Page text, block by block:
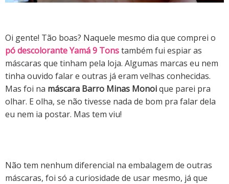
Oi gente! Tão boas? Naquele mesmo dia que comprei o
pó descolorante Yamá 9 Tonstambém fui espiar as
máscaras que tinham pela loja. Algumas marcas eu nem
tinha ouvido falar e outras já eram velhas conhecidas.
Mas foi na máscara Barro Minas Monoique parei pra
olhar. E olha, se não tivesse nada de bom pra falar dela
eu nem ia postar. Mas tem viu!
Não tem nenhum diferencial na embalagem de outras
máscaras, foi só a curiosidade de usar mesmo, já que